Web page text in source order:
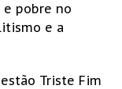
pobre no
e a
Triste Fim